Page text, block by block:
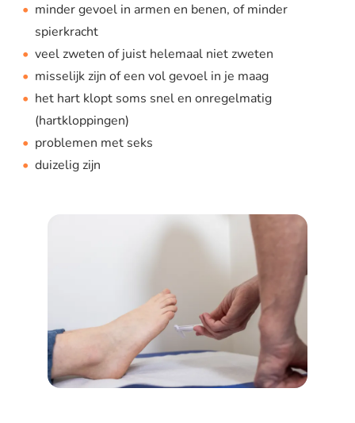
minder gevoel in armen en benen, of minder
spierkracht
veel zweten of juist helemaal niet zweten
misselijk zijn of een vol gevoel in je maag
het hart klopt soms snel en onregelmatig
(hartkloppingen)
problemen met seks
duizelig zijn